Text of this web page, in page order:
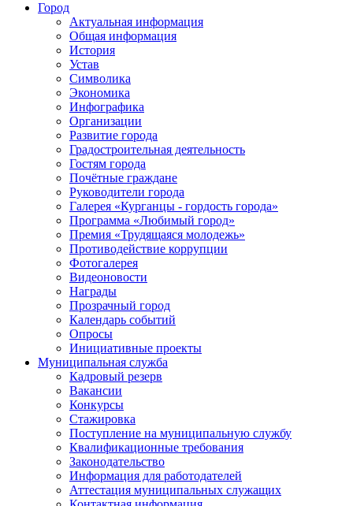
Город
Актуальная информация
Общая информация
История
Устав
Символика
Экономика
Инфографика
Организации
Развитие города
Градостроительная деятельность
Гостям города
Почётные граждане
Руководители города
Галерея «Курганцы - гордость города»
Программа «Любимый город»
Премия «Трудящаяся молодежь»
Противодействие коррупции
Фотогалерея
Видеоновости
Награды
Прозрачный город
Календарь событий
Опросы
Инициативные проекты
Муниципальная служба
Кадровый резерв
Вакансии
Конкурсы
Стажировка
Поступление на муниципальную службу
Квалификационные требования
Законодательство
Информация для работодателей
Аттестация муниципальных служащих